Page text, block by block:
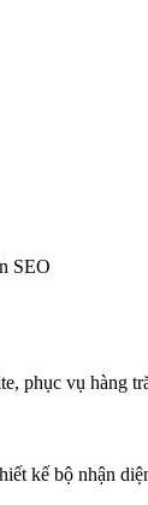
SEO
phục vụ hàng
kế bộ nhận